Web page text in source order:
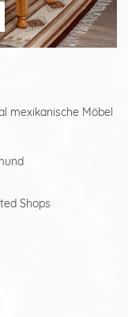
mexikanische Möbel
Shops